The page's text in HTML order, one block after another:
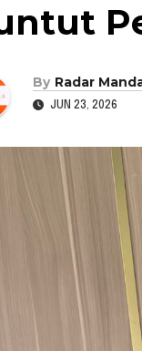
By Radar
JUN 23, 2026